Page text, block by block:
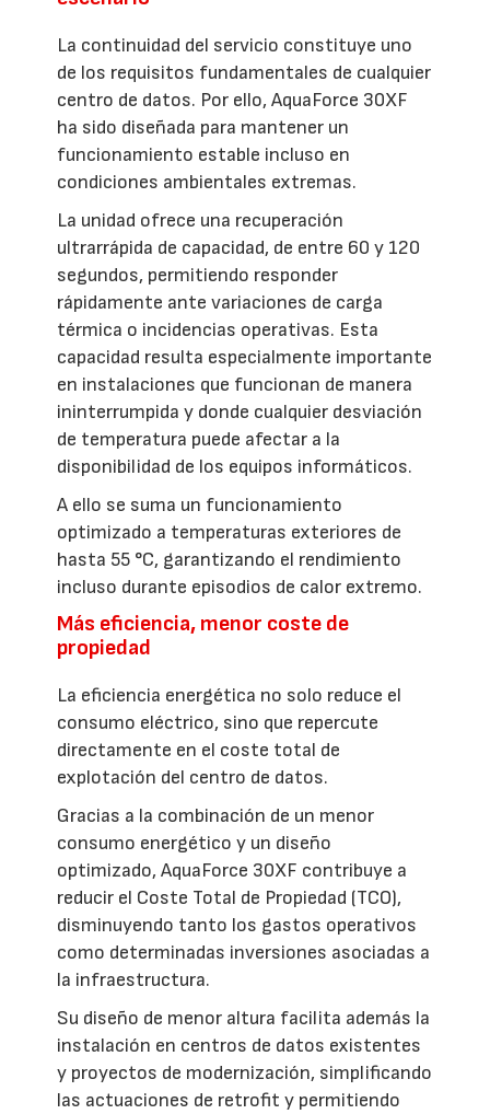
La continuidad del servicio constituye uno
de los requisitos fundamentales de cualquier
centro de datos. Por ello, AquaForce 30XF
ha sido diseñada para mantener un
funcionamiento estable incluso en
condiciones ambientales extremas.
La unidad ofrece una recuperación
ultrarrápida de capacidad, de entre 60 y 120
segundos, permitiendo responder
rápidamente ante variaciones de carga
térmica o incidencias operativas. Esta
capacidad resulta especialmente importante
en instalaciones que funcionan de manera
ininterrumpida y donde cualquier desviación
de temperatura puede afectar a la
disponibilidad de los equipos informáticos.
A ello se suma un funcionamiento
optimizado a temperaturas exteriores de
hasta 55 °C, garantizando el rendimiento
incluso durante episodios de calor extremo.
Más eficiencia, menor coste de
propiedad
La eficiencia energética no solo reduce el
consumo eléctrico, sino que repercute
directamente en el coste total de
explotación del centro de datos.
Gracias a la combinación de un menor
consumo energético y un diseño
optimizado, AquaForce 30XF contribuye a
reducir el Coste Total de Propiedad (TCO),
disminuyendo tanto los gastos operativos
como determinadas inversiones asociadas a
la infraestructura.
Su diseño de menor altura facilita además la
instalación en centros de datos existentes
y proyectos de modernización, simplificando
las actuaciones de retrofit y permitiendo